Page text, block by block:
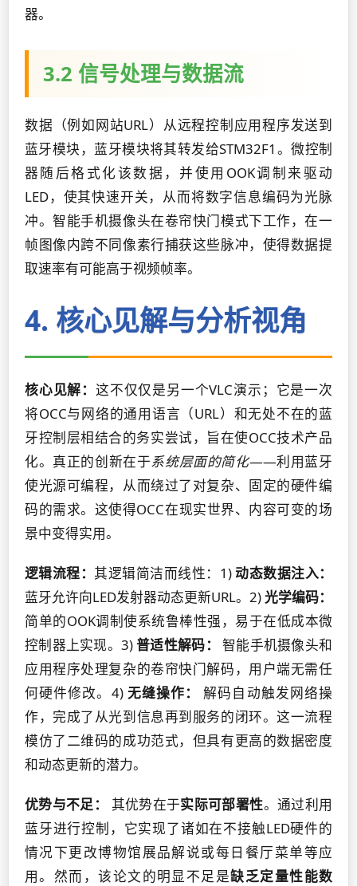
器。
3.2 信号处理与数据流
数据（例如网站URL）从远程控制应用程序发送到
蓝牙模块，蓝牙模块将其转发给STM32F1。微控制
器随后格式化该数据，并使用OOK调制来驱动
LED，使其快速开关，从而将数字信息编码为光脉
冲。智能手机摄像头在卷帘快门模式下工作，在一
帧图像内跨不同像素行捕获这些脉冲，使得数据提
取速率有可能高于视频帧率。
4. 核心见解与分析视角
核心见解： 这不仅仅是另一个VLC演示；它是一次
将OCC与网络的通用语言（URL）和无处不在的蓝
牙控制层相结合的务实尝试，旨在使OCC技术产品
化。真正的创新在于系统层面的简化——利用蓝牙
使光源可编程，从而绕过了对复杂、固定的硬件编
码的需求。这使得OCC在现实世界、内容可变的场
景中变得实用。
逻辑流程： 其逻辑简洁而线性：1) 动态数据注入：
蓝牙允许向LED发射器动态更新URL。2) 光学编码：
简单的OOK调制使系统鲁棒性强，易于在低成本微
控制器上实现。3)普适性解码：
智能手机摄像头和
应用程序处理复杂的卷帘快门解码，用户端无需任
何硬件修改。4) 无缝操作：
解码自动触发网络操
作，完成了从光到信息再到服务的闭环。这一流程
模仿了二维码的成功范式，但具有更高的数据密度
和动态更新的潜力。
优势与不足： 其优势在于实际可部署性。通过利用
蓝牙进行控制，它实现了诸如在不接触LED硬件的
情况下更改博物馆展品解说或每日餐厅菜单等应
用。然而，该论文的明显不足是缺乏定量性能数